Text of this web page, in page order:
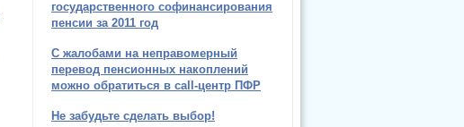
государственного софинансирования
пенсии за 2011 год
С жалобами на неправомерный
перевод пенсионных накоплений
можно обратиться в call-центр ПФР
Не забудьте сделать выбор!